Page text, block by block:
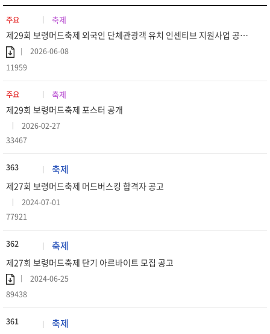
주요 축제
제29회 보령머드축제 외국인 단체관광객 유치 인센티브 지원사업 공고 (재공고)
2026-06-08
11959
주요 축제
제29회 보령머드축제 포스터 공개
2026-02-27
33467
363 축제
제27회 보령머드축제 머드버스킹 합격자 공고
2024-07-01
77921
362 축제
제27회 보령머드축제 단기 아르바이트 모집 공고
2024-06-25
89438
361 축제